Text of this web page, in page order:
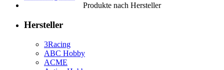
Produkte nach Hersteller
Hersteller
3Racing
ABC Hobby
ACME